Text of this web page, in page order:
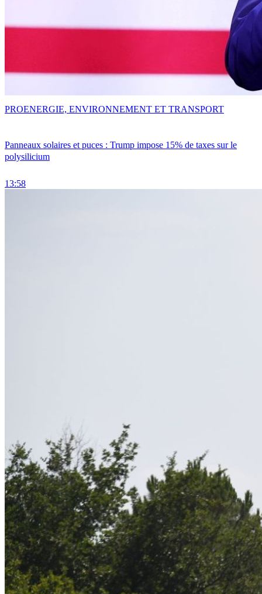
Panneaux solaires et puces : Trump impose 15% de taxes sur le
polysilicium
13:58
PROENERGIE, ENVIRONNEMENT ET TRANSPORT